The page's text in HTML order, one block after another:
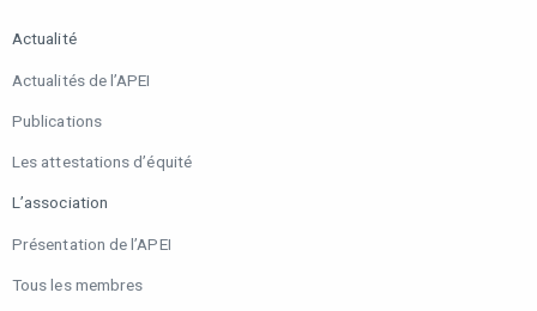
Actualité
Actualités de l’APEI
Publications
Les attestations d’équité
L’association
Présentation de l’APEI
Tous les membres